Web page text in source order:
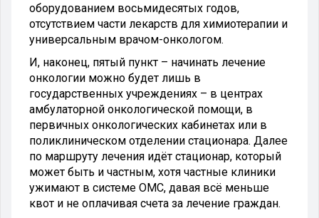
оборудованием восьмидесятых годов,
отсутствием части лекарств для химиотерапии и
универсальным врачом-онкологом.
И, наконец, пятый пункт – начинать лечение
онкологии можно будет лишь в
государственных учреждениях – в центрах
амбулаторной онкологической помощи, в
первичных онкологических кабинетах или в
поликлиническом отделении стационара. Далее
по маршруту лечения идёт стационар, который
может быть и частным, хотя частные клиники
ужимают в системе ОМС, давая всё меньше
квот и не оплачивая счета за лечение граждан.